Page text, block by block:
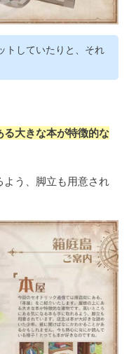
トしていたりと、それ
大きな本が特徴的な
う、脚立も用意され